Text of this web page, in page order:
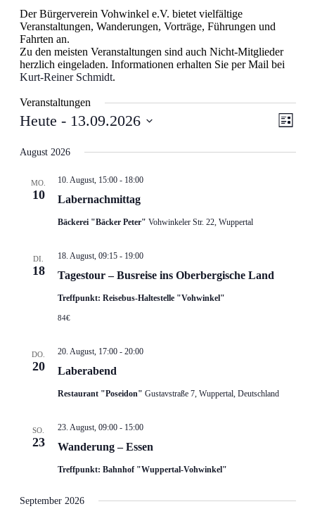
Der Bürgerverein Vohwinkel e.V. bietet vielfältige
Veranstaltungen, Wanderungen, Vorträge, Führungen und
Fahrten an.
Zu den meisten Veranstaltungen sind auch Nicht-Mitglieder
herzlich eingeladen. Informationen erhalten Sie per Mail bei
Kurt-Reiner Schmidt.
Veranstaltungen
Liste
Heute - 13.09.2026
wählen.
August 2026
MO.
10 Labernachmittag
10. August, 15:00- 18:00
Bäckerei "Bäcker Peter" Vohwinkeler Str. 22, Wuppertal
DI.
18 Tagestour – Busreise ins Oberbergische Land
18. August, 09:15- 19:00
Treffpunkt: Reisebus-Haltestelle "Vohwinkel"
84€
DO.
20 Laberabend
20. August, 17:00- 20:00
Restaurant "Poseidon" Gustavstraße 7, Wuppertal, Deutschland
SO.
23 Wanderung – Essen
23. August, 09:00- 15:00
Treffpunkt: Bahnhof "Wuppertal-Vohwinkel"
September 2026